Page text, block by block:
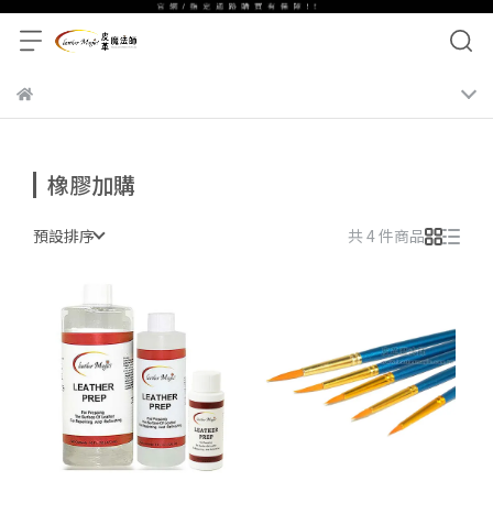
橡膠加購
預設排序 共 4 件商品